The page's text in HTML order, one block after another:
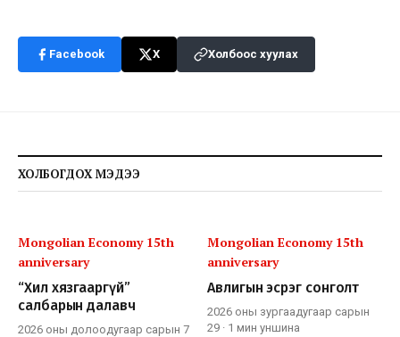
Facebook X Холбоос хуулах
ХОЛБОГДОХ МЭДЭЭ
Mongolian Economy 15th
anniversary
“Хил хязгааргүй”
салбарын далавч
2026 оны долоодугаар сарын 7
Mongolian Economy 15th
anniversary
Авлигын эсрэг сонголт
2026 оны зургаадугаар сарын
29 · 1 мин уншина